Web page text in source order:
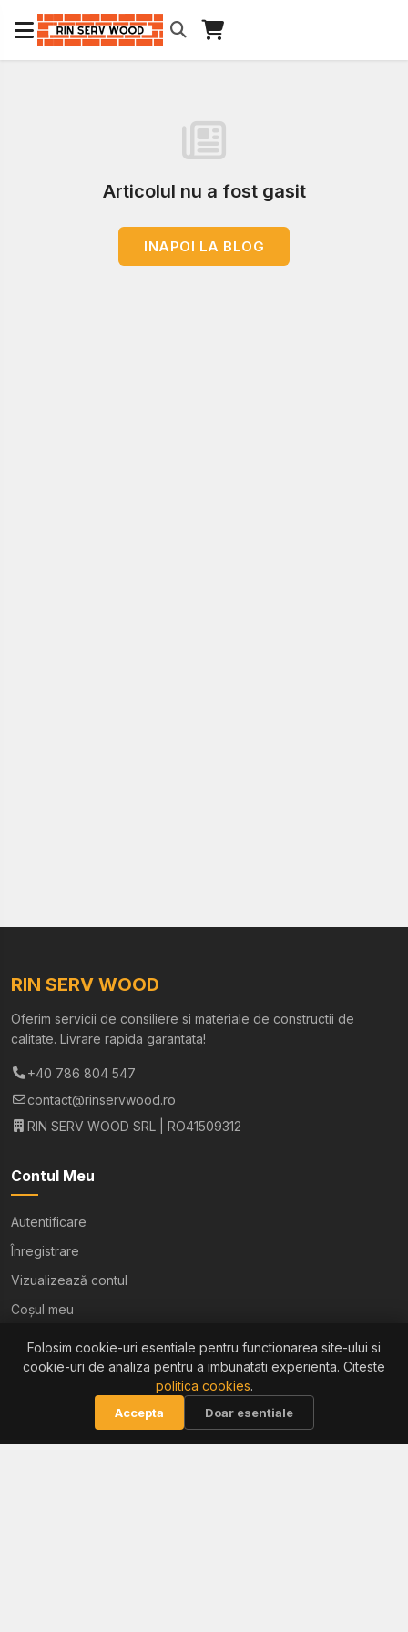
Articolul nu a fost gasit
INAPOI LA BLOG
RIN SERV WOOD
Oferim servicii de consiliere si materiale de constructii de
calitate. Livrare rapida garantata!
+40 786 804 547
contact@rinservwood.ro
RIN SERV WOOD SRL | RO41509312
Contul Meu
Autentificare
Înregistrare
Vizualizează contul
Coșul meu
Ajutor
Termeni și condiții
Politica de confidențialitate
Folosim cookie-uri esentiale pentru functionarea site-ului si
cookie-uri de analiza pentru a imbunatati experienta. Citeste
politica cookies.
Accepta Doar esentiale